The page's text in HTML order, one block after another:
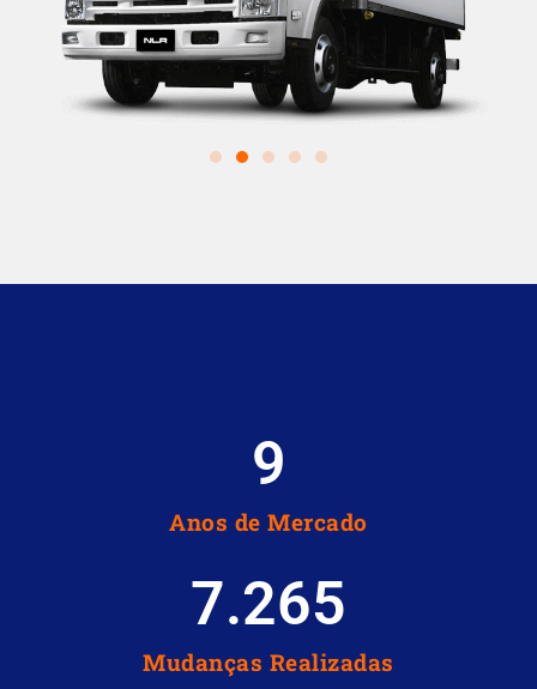
Anos de Mercado
10
Mudanças Realizadas
7.267